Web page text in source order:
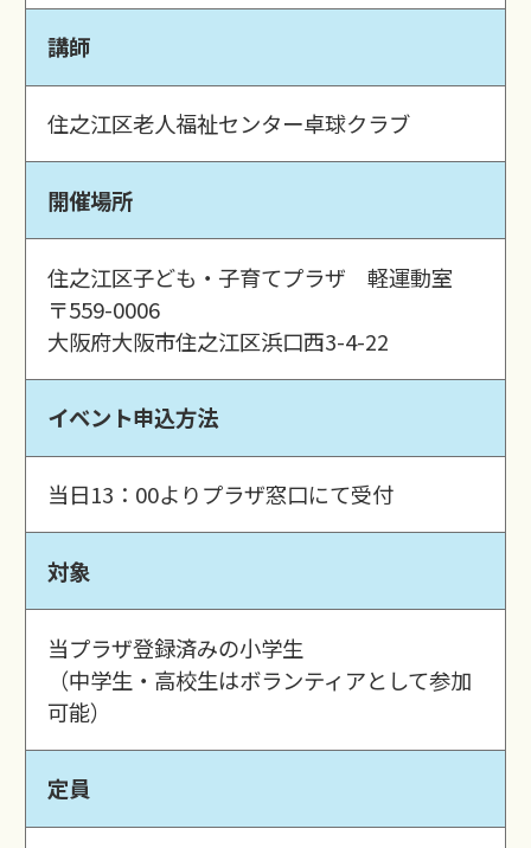
講師
住之江区老人福祉センター卓球クラブ
開催場所
住之江区子ども・子育てプラザ 軽運動室
〒559-0006
大阪府大阪市住之江区浜口西3-4-22
イベント申込方法
当日13：00よりプラザ窓口にて受付
対象
当プラザ登録済みの小学生
（中学生・高校生はボランティアとして参加
可能）
定員